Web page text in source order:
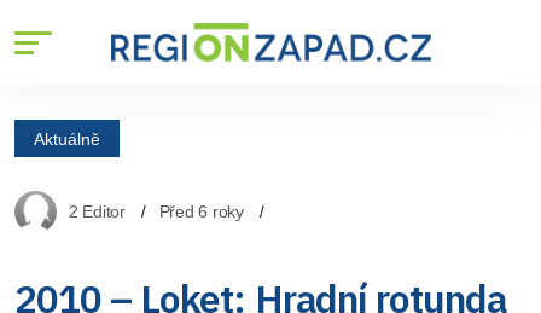
Aktuálně
2 Editor Před 6 roky
2010 – Loket: Hradní rotunda